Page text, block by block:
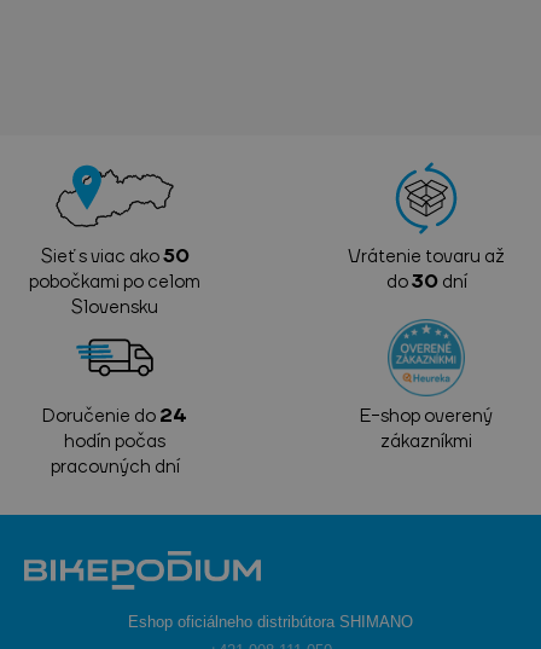
Sieť s viac ako50
pobočkami po celom
Slovensku
Vrátenie tovaru až
do30dní
Doručenie do24
hodín počas
pracovných dní
E-shop overený
zákazníkmi
Eshop oficiálneho distribútora SHIMANO